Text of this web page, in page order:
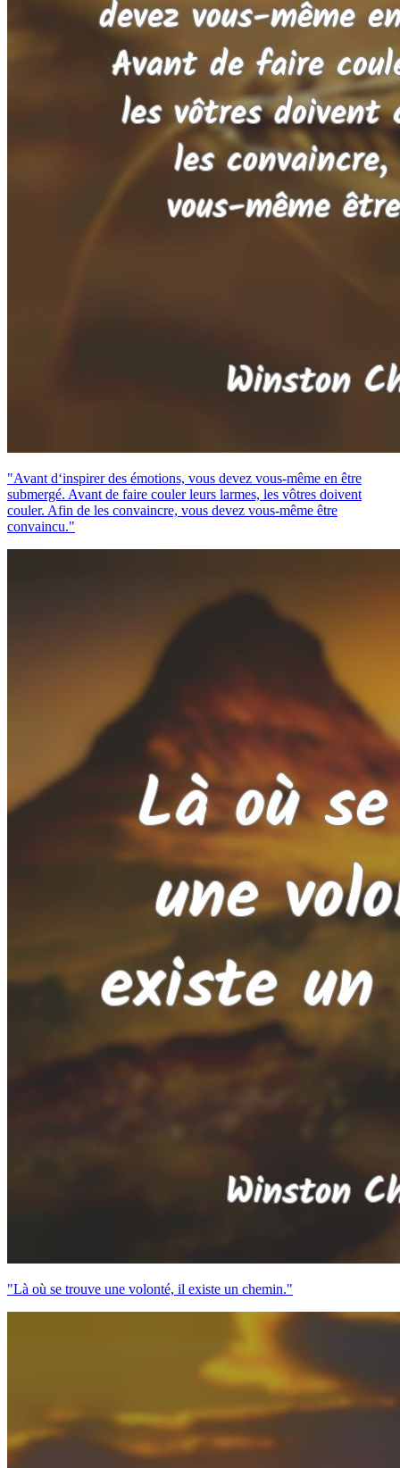
"Avant d‘inspirer des émotions, vous devez vous-même en être
submergé. Avant de faire couler leurs larmes, les vôtres doivent
couler. Afin de les convaincre, vous devez vous-même être
convaincu."
"Là où se trouve une volonté, il existe un chemin."